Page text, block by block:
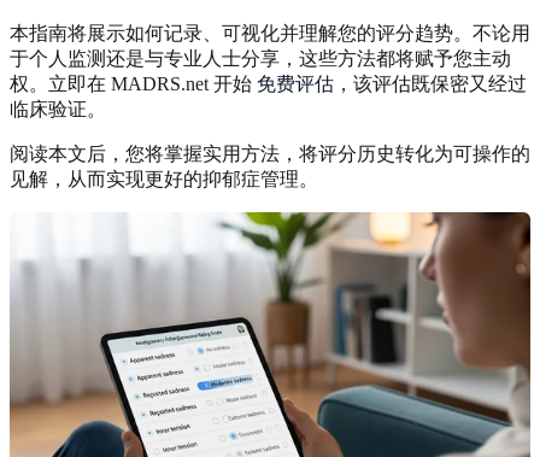
本指南将展示如何记录、可视化并理解您的评分趋势。不论用
于个人监测还是与专业人士分享，这些方法都将赋予您主动
权。立即在 MADRS.net 开始 免费评估 ，该评估既保密又经过
临床验证。
阅读本文后，您将掌握实用方法，将评分历史转化为可操作的
见解，从而实现更好的抑郁症管理。